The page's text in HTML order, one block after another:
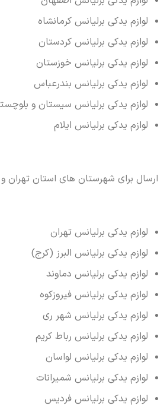
لوازم یدکی برلیانس کرمانشاه
لوازم یدکی برلیانس کردستان
لوازم یدکی برلیانس خوزستان
لوازم یدکی برلیانس بندرعباس
لوازم یدکی برلیانس سیستان و
لوازم یدکی برلیانس ایلام
ارسال برای شهرستان های استان تهران و
لوازم یدکی برلیانس تهران
لوازم یدکی برلیانس البرز (کرج)
لوازم یدکی برلیانس دماوند
لوازم یدکی برلیانس فیروزکوه
لوازم یدکی برلیانس شهر ری
لوازم یدکی برلیانس رباط کریم
لوازم یدکی برلیانس لواسان
لوازم یدکی برلیانس شمیرانات
لوازم یدکی برلیانس فردیس